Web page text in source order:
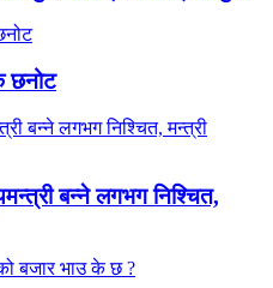
छनोट
बन्ने लगभग निश्चित,